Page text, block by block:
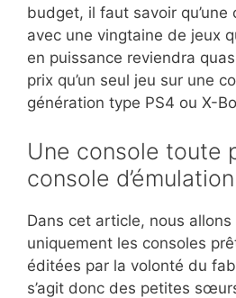
budget, il faut savoir qu’une
avec une vingtaine de jeux
en puissance reviendra
prix qu’un seul jeu sur une
génération type PS4 ou X-
Une console toute
console
Dans cet article, nous allons
uniquement les consoles
éditées par la volonté du
s’agit donc des petites